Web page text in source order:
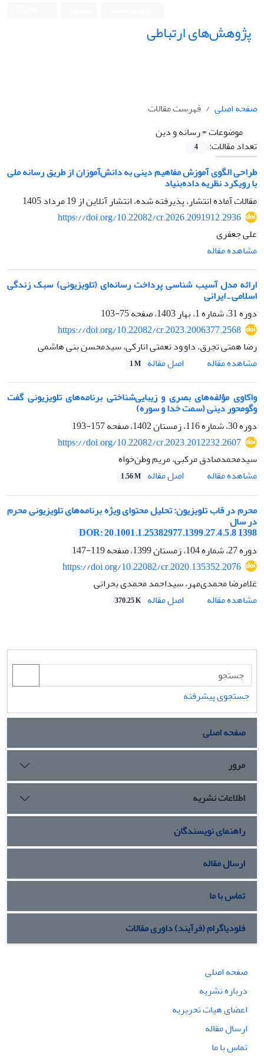
پژوهش‌های ارتباطی
صفحه اصلی
فهرست مقالات
موضوعات =رسانه و دین
تعداد مقالات:
4
طراحی الگوی آموزش مفاهیم دینی به دانش‌آموزان از طریق رسانه ملی
با رویکرد نظریه داده‌بنیاد
مقالات آماده انتشار، پذیرفته شده، انتشار آنلاین از19 مرداد 1405
https://doi.org/10.22082/cr.2026.2091912.2936
علی جعفری
مشاهده مقاله
ارائه مدل آسیب‎ شناسی پرداخت رسانه‌ای (تلویزیونی) سبک زندگی
اسلامی ـ ایرانی
دوره 31، شماره 1، بهار 1403، صفحه
75-103
https://doi.org/10.22082/cr.2023.2006377.2568
رضا همتی تجرق، داو,ود نعمتی انارکی، سیدمحسن بنی هاشمی
مشاهده مقاله
اصل مقاله 1 M
واکاوی مؤلفه‌های بصری و زیبایی‌شناختی برنامه‌های تلویزیونی گفت
وگومحور دینی (سمت خدا و سوره)
دوره 30، شماره 116، زمستان 1402، صفحه
157-193
https://doi.org/10.22082/cr.2023.2012232.2607
سیدمحمدصادق مرکبی، مریم وطن‌خواه
مشاهده مقاله
اصل مقاله 1.56 M
محرم در قاب تلویزیون: تحلیل محتوای ویژه برنامه‌های تلویزیونی محرم
در سال
1398 DOR: 20.1001.1.25382977.1399.27.4.5.8
دوره 27، شماره 104، زمستان 1399، صفحه
119-147
https://doi.org/10.22082/cr.2020.135352.2076
غلامرضا محمدی‌مهر، سید‌احمد محمدی بحرانی
مشاهده مقاله
اصل مقاله 370.25 K
جستجوی پیشرفته
صفحه اصلی
مرور
اطلاعات نشریه
راهنمای نویسندگان
ارسال مقاله
تماس با ما
فلودیاگرام (فرآیند) داوری مقالات
صفحه اصلی
درباره نشریه
اعضای هیات تحریریه
ارسال مقاله
تماس با ما